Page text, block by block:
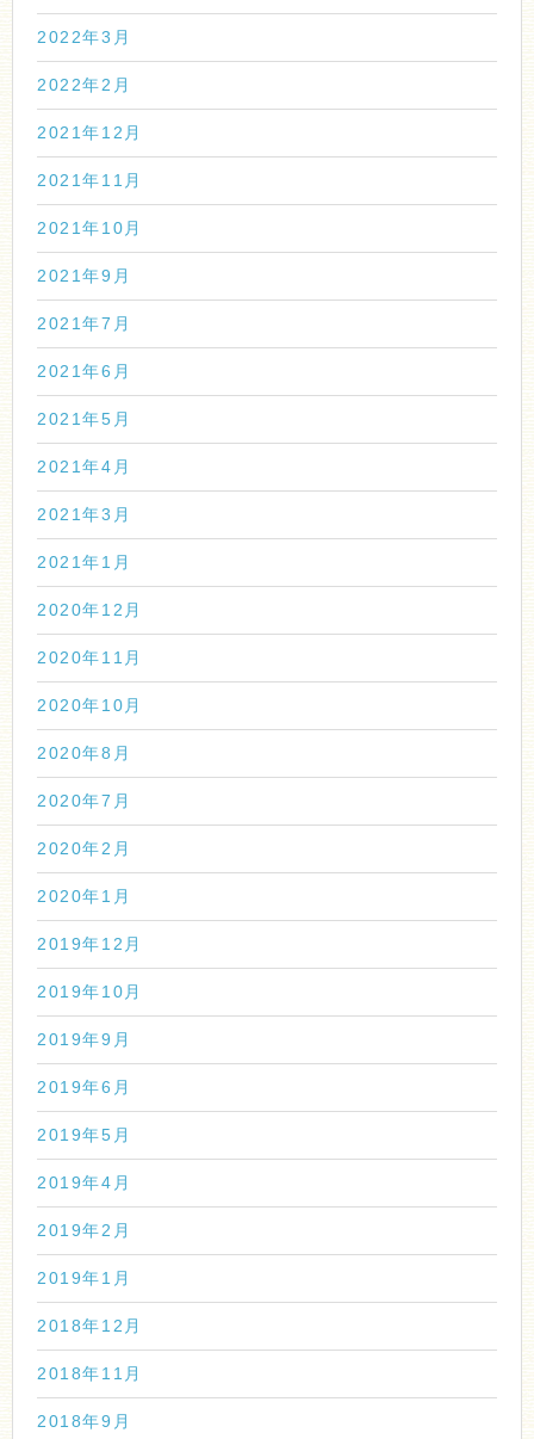
2022年3月
2022年2月
2021年12月
2021年11月
2021年10月
2021年9月
2021年7月
2021年6月
2021年5月
2021年4月
2021年3月
2021年1月
2020年12月
2020年11月
2020年10月
2020年8月
2020年7月
2020年2月
2020年1月
2019年12月
2019年10月
2019年9月
2019年6月
2019年5月
2019年4月
2019年2月
2019年1月
2018年12月
2018年11月
2018年9月